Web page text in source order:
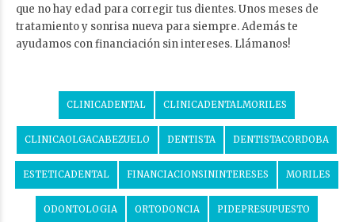
que no hay edad para corregir tus dientes. Unos meses de
tratamiento y sonrisa nueva para siempre. Además te
ayudamos con financiación sin intereses. Llámanos!
CLINICADENTAL CLINICADENTALMORILES
CLINICAOLGACABEZUELO DENTISTA DENTISTACORDOBA
ESTETICADENTAL FINANCIACIONSININTERESES MORILES
ODONTOLOGIA ORTODONCIA PIDEPRESUPUESTO